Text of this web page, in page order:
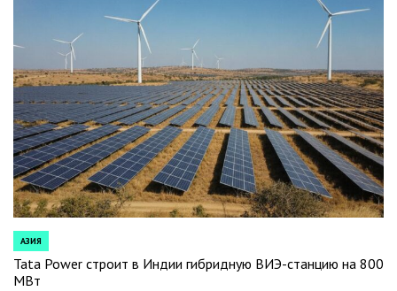
POSTED
IN
АЗИЯ
Tata Power строит в Индии гибридную ВИЭ-станцию на 800
МВт